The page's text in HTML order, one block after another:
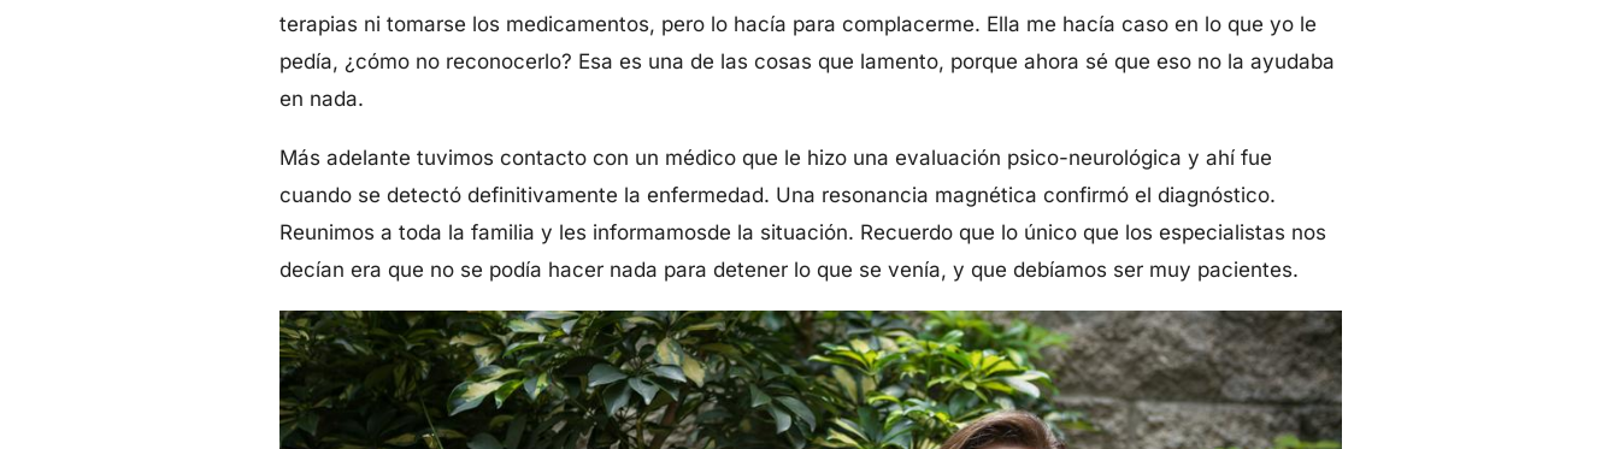
terapias ni tomarse los medicamentos, pero lo hacía para complacerme. Ella me hacía caso en lo que yo le
pedía, ¿cómo no reconocerlo? Esa es una de las cosas que lamento, porque ahora sé que eso no la ayudaba
en nada.
Más adelante tuvimos contacto con un médico que le hizo una evaluación psico-neurológica y ahí fue
cuando se detectó definitivamente la enfermedad. Una resonancia magnética confirmó el diagnóstico.
Reunimos a toda la familia y les informamosde la situación. Recuerdo que lo único que los especialistas nos
decían era que no se podía hacer nada para detener lo que se venía, y que debíamos ser muy pacientes.